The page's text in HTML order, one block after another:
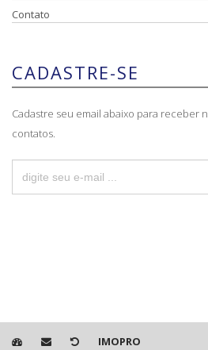
Contato
CADASTRE-SE
Cadastre seu email abaixo para receber
contatos.
IMOPRO